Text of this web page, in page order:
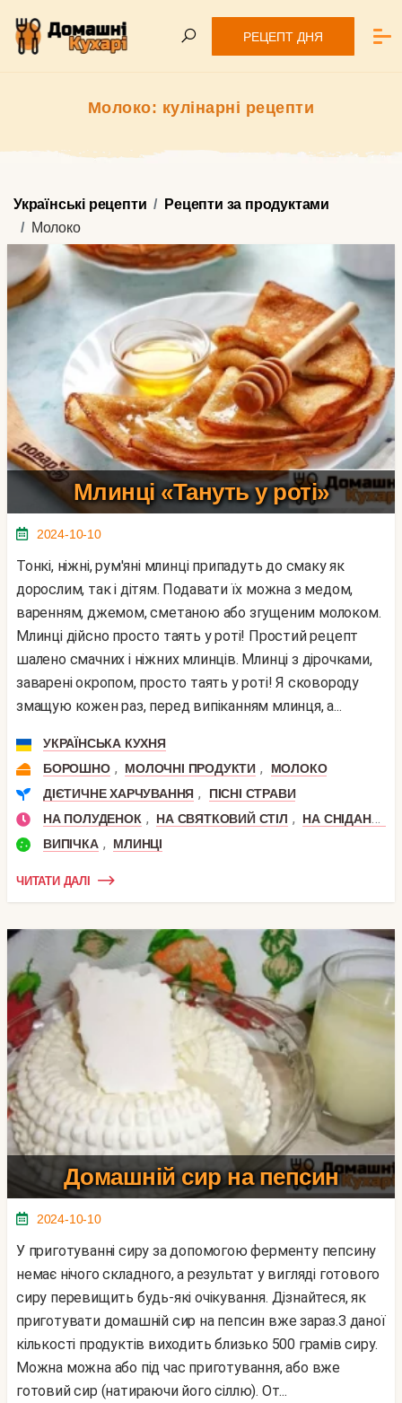
РЕЦЕПТ ДНЯ
Молоко: кулінарні рецепти
Українські рецепти
Рецепти за продуктами
Молоко
Млинці «Тануть у роті»
2024-10-10
Тонкі, ніжні, рум'яні млинці припадуть до смаку як
дорослим, так і дітям. Подавати їх можна з медом,
варенням, джемом, сметаною або згущеним молоком.
Млинці дійсно просто таять у роті! Простий рецепт
шалено смачних і ніжних млинців. Млинці з дірочками,
заварені окропом, просто таять у роті! Я сковороду
змащую кожен раз, перед випіканням млинця, а...
УКРАЇНСЬКА КУХНЯ
БОРОШНО , МОЛОЧНІ ПРОДУКТИ ,
МОЛОКО
ДІЄТИЧНЕ ХАРЧУВАННЯ ,
ПІСНІ СТРАВИ
НА ПОЛУДЕНОК , НА СВЯТКОВИЙ СТІЛ , НА СНІДАНОК
ВИПІЧКА , МЛИНЦІ
ЧИТАТИ ДАЛІ
Домашній сир на пепсин
2024-10-10
У приготуванні сиру за допомогою ферменту пепсину
немає нічого складного, а результат у вигляді готового
сиру перевищить будь-які очікування. Дізнайтеся, як
приготувати домашній сир на пепсин вже зараз.З даної
кількості продуктів виходить близько 500 грамів сиру.
Можна можна або під час приготування, або вже
готовий сир (натираючи його сіллю). От...